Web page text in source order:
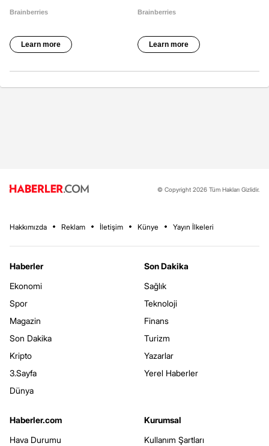
© Copyright 2026 Tüm Hakları Gizlidir.
Hakkımızda Reklam İletişim Künye Yayın İlkeleri
Haberler
Ekonomi
Spor
Magazin
Son Dakika
Kripto
3.Sayfa
Dünya
Son Dakika
Sağlık
Teknoloji
Finans
Turizm
Yazarlar
Yerel Haberler
Haberler.com
Hava Durumu
Kurumsal
Kullanım Şartları